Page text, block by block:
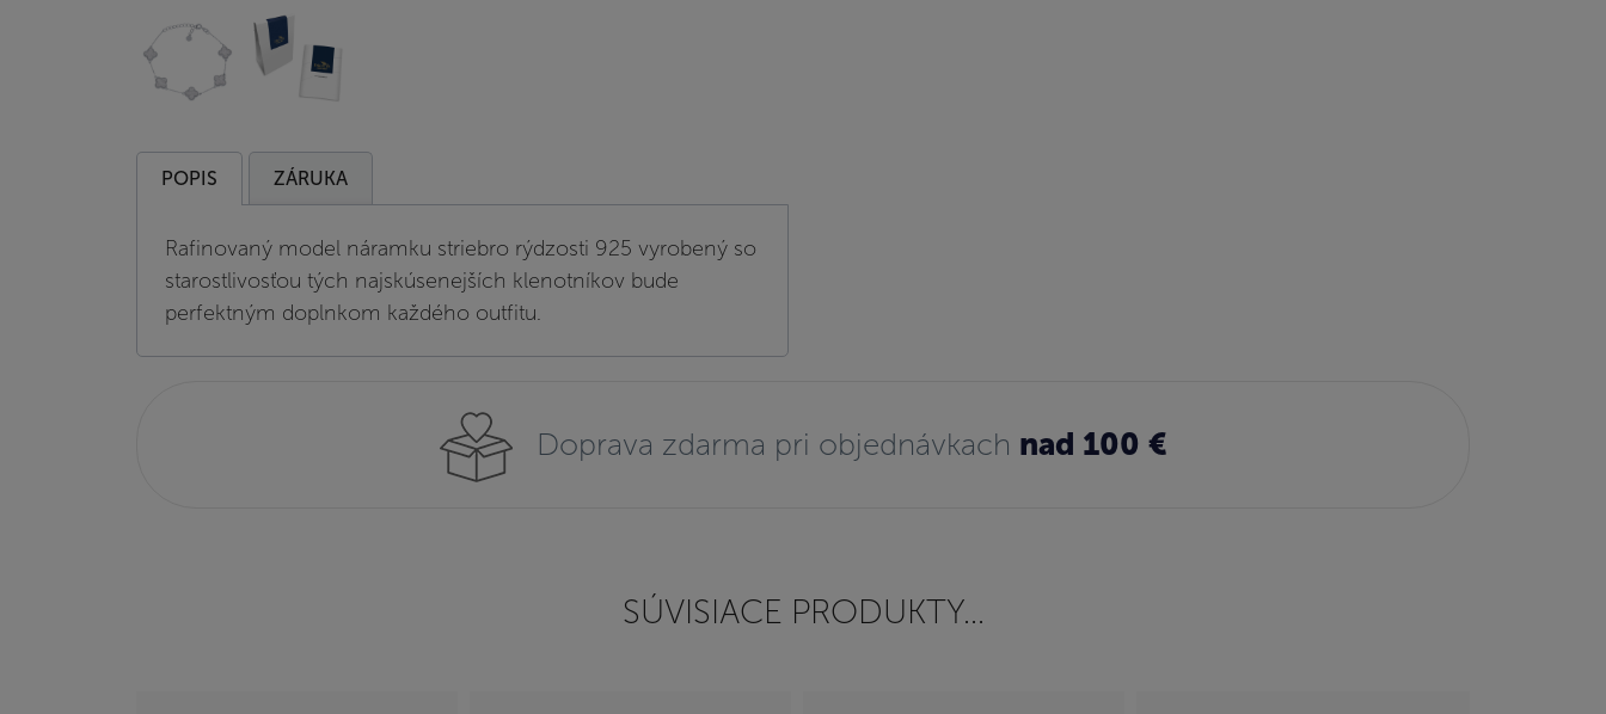
POPIS ZÁRUKA
Rafinovaný model náramku striebro rýdzosti 925 vyrobený so
starostlivosťou tých najskúsenejších klenotníkov bude
perfektným doplnkom každého outfitu.
Doprava zdarma pri objednávkach nad 100 €
SÚVISIACE PRODUKTY...